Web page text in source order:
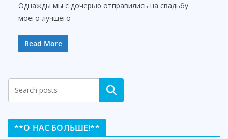
Однажды мы с дочерью отправились на свадьбу
моего лучшего
Read More
Search
**О НАС БОЛЬШЕ!**